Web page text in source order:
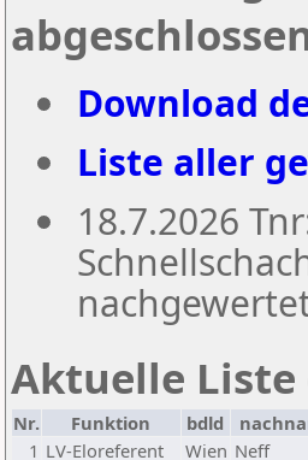
Download
Liste aller
18.7.2026
Aktuelle
Nr. Funktion bdld
1 LV-Eloreferent Wien Neff